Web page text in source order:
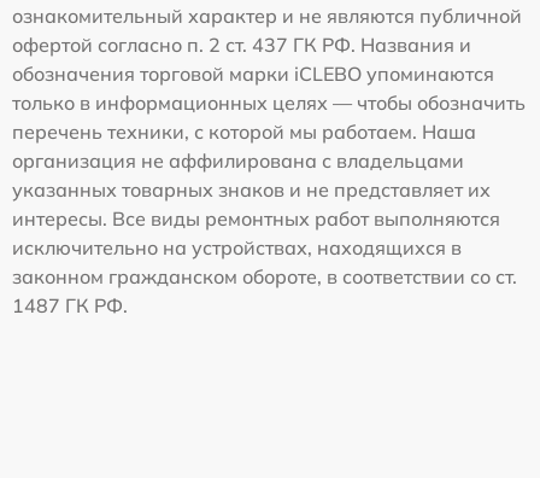
ознакомительный характер и не являются публичной
офертой согласно п. 2 ст. 437 ГК РФ. Названия и
обозначения торговой марки iCLEBO упоминаются
только в информационных целях — чтобы обозначить
перечень техники, с которой мы работаем. Наша
организация не аффилирована с владельцами
указанных товарных знаков и не представляет их
интересы. Все виды ремонтных работ выполняются
исключительно на устройствах, находящихся в
законном гражданском обороте, в соответствии со ст.
1487 ГК РФ.